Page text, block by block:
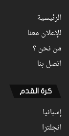
الرئيسية
للإعلان معنا
من نحن ؟
اتصل بنا
كرة القدم
إسبانيا
انجلترا